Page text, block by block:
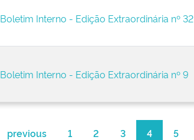
Boletim Interno - Edição Extraordinária nº 32
Boletim Interno - Edição Extraordinária nº 9
previous 1 2 3 4 5